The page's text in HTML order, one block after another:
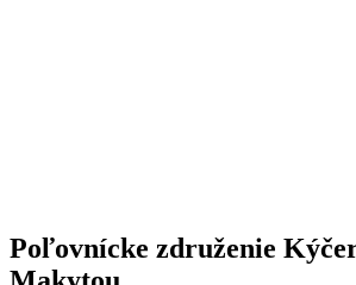
Poľovnícke združenie